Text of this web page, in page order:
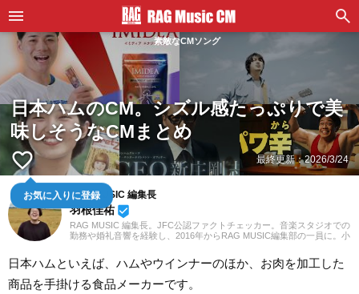
素敵なCMソング
日本ハムのCM。シズル感たっぷりで美
味しそうなCMまとめ
favorite_border
お気に入りに登録
最終更新：2026/3/24
RAG MUSIC 編集長
羽根佳祐 beenhere
RAG MUSIC 編集長。JFC公認ファクトチェッカー。音楽スタジオでの
勤務や婚礼音響を経験し、2016年からRAG MUSIC編集部の一員に。小
バンドでドラムと、さまざまな楽器を経験。各種楽曲紹介記事をはじ
め、各地の音楽フェスの紹介記事やライブレポートなど、自身の音楽
活動やこれまでの業務で培った経験を元に日々記事を制作していま
す。音楽は国内外のロックはもちろん、最近ではJ-POPも広く好んで
日本ハムといえば、ハムやウインナーのほか、お肉を加工した
商品を手掛ける食品メーカーです。